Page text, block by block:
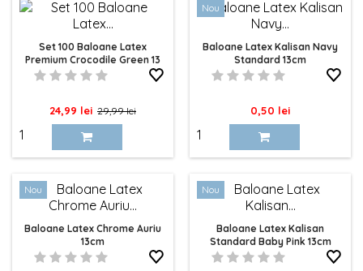
Set 100 Baloane Latex
Premium Crocodile Green 13
Cm Cattex
Pret
24,99 lei Pret
baza
29,99 lei
Nou
Baloane Latex Kalisan Navy
Standard 13cm
Pret
0,50 lei
Nou
Baloane Latex Chrome Auriu
13cm
Nou
Baloane Latex Kalisan
Standard Baby Pink 13cm